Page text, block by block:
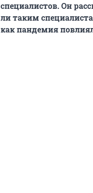
специалистов. Он
ли таким
как пандемия